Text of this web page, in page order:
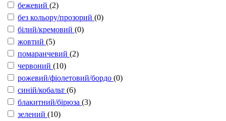
бежевий (2)
без кольору/прозорий (0)
білий/кремовий (0)
жовтий (5)
помаранчевий (2)
червоний (10)
рожевий/фіолетовий/бордо (0)
синій/кобальт (6)
блакитний/бірюза (3)
зелений (10)